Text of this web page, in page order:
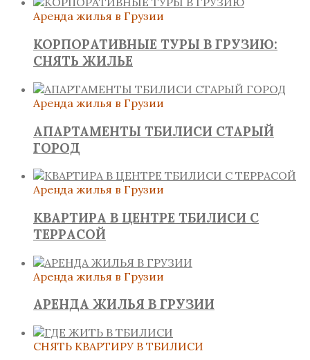
Аренда жилья в Грузии
КОРПОРАТИВНЫЕ ТУРЫ В ГРУЗИЮ:
СНЯТЬ ЖИЛЬЕ
Аренда жилья в Грузии
АПАРТАМЕНТЫ ТБИЛИСИ СТАРЫЙ
ГОРОД
Аренда жилья в Грузии
КВАРТИРА В ЦЕНТРЕ ТБИЛИСИ С
ТЕРРАСОЙ
Аренда жилья в Грузии
АРЕНДА ЖИЛЬЯ В ГРУЗИИ
СНЯТЬ КВАРТИРУ В ТБИЛИСИ